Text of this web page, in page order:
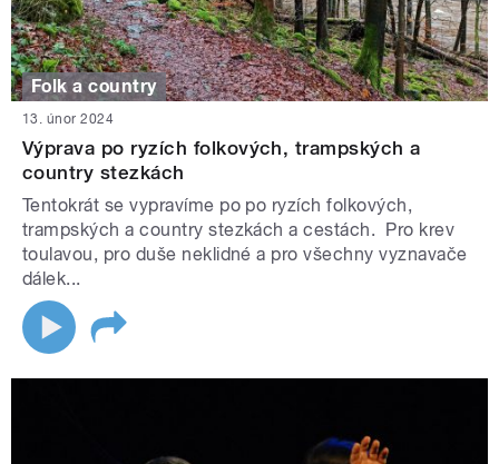
Folk a country
13. únor 2024
Výprava po ryzích folkových, trampských a
country stezkách
Tentokrát se vypravíme po po ryzích folkových,
trampských a country stezkách a cestách. Pro krev
toulavou, pro duše neklidné a pro všechny vyznavače
dálek...